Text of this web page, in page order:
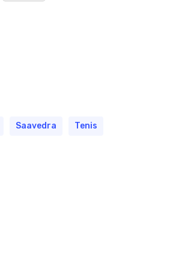
Saavedra Tenis